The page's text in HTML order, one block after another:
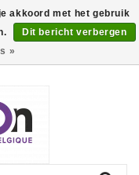
akkoord met het gebruik
Dit bericht verbergen
»